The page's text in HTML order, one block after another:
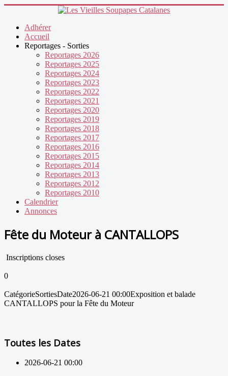
Adhérer
Accueil
Reportages - Sorties
Reportages 2026
Reportages 2025
Reportages 2024
Reportages 2023
Reportages 2022
Reportages 2021
Reportages 2020
Reportages 2019
Reportages 2018
Reportages 2017
Reportages 2016
Reportages 2015
Reportages 2014
Reportages 2013
Reportages 2012
Reportages 2010
Calendrier
Annonces
Fête du Moteur à CANTALLOPS
Inscriptions closes
0
CatégorieSortiesDate2026-06-21 00:00Exposition et balade
CANTALLOPS pour la Fête du Moteur
Toutes les Dates
2026-06-21 00:00
précédente
précédent
suivante
suivant